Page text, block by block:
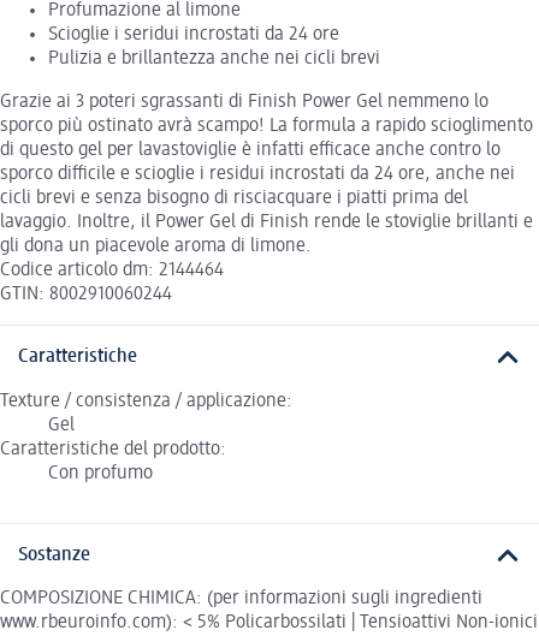
Profumazione al limone
Scioglie i seridui incrostati da 24 ore
Pulizia e brillantezza anche nei cicli brevi
Grazie ai 3 poteri sgrassanti di Finish Power Gel nemmeno lo
sporco più ostinato avrà scampo! La formula a rapido scioglimento
di questo gel per lavastoviglie è infatti efficace anche contro lo
sporco difficile e scioglie i residui incrostati da 24 ore, anche nei
cicli brevi e senza bisogno di risciacquare i piatti prima del
lavaggio. Inoltre, il Power Gel di Finish rende le stoviglie brillanti e
gli dona un piacevole aroma di limone.
Codice articolo dm: 2144464
GTIN: 8002910060244
Caratteristiche
Texture / consistenza / applicazione:
Gel
Caratteristiche del prodotto:
Con profumo
Sostanze
COMPOSIZIONE CHIMICA: (per informazioni sugli ingredienti
www.rbeuroinfo.com): < 5% Policarbossilati | Tensioattivi Non-ionici